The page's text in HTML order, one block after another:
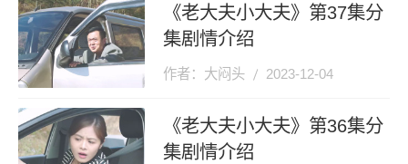
《老大夫小大夫》第37集分
集剧情介绍
作者：大闷头 2023-12-04
《老大夫小大夫》第36集分
集剧情介绍